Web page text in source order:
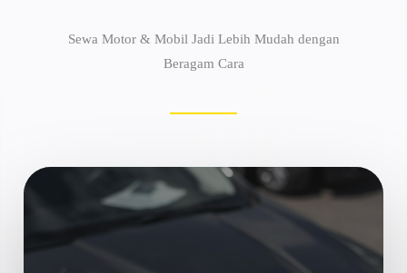
Sewa Motor & Mobil Jadi Lebih Mudah dengan
Beragam Cara